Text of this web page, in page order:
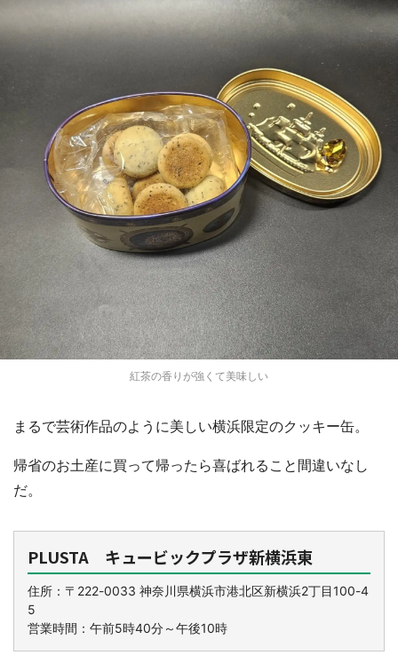
紅茶の香りが強くて美味しい
まるで芸術作品のように美しい横浜限定のクッキー缶。
帰省のお土産に買って帰ったら喜ばれること間違いなし
だ。
PLUSTA キュービックプラザ新横浜東
住所：〒222-0033 神奈川県横浜市港北区新横浜2丁目100-4
5
営業時間：午前5時40分～午後10時